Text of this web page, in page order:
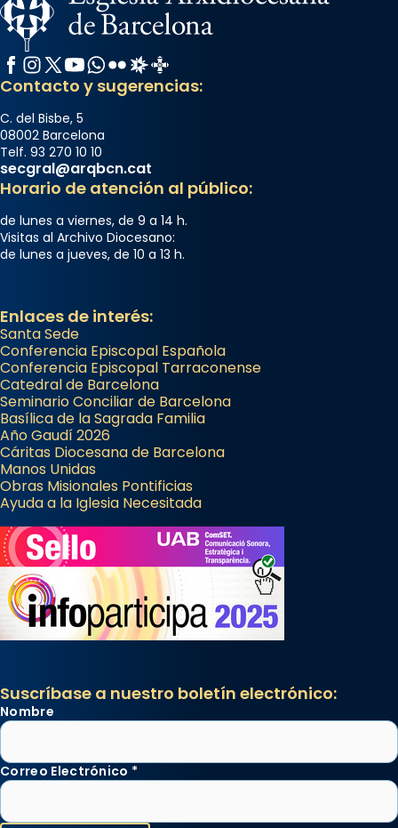
Facebook
Instagram
X / Twitter
YouTube
WhatsApp
FlickrRadio Estel
Catalunya Cristiana
Contacto y sugerencias:
C. del Bisbe, 5
08002 Barcelona
Telf. 93 270 10 10
secgral@arqbcn.cat
Horario de atención al público:
de lunes a viernes, de 9 a 14 h.
Visitas al Archivo Diocesano:
de lunes a jueves, de 10 a 13 h.
Enlaces de interés:
Santa Sede
Conferencia Episcopal Española
Conferencia Episcopal Tarraconense
Catedral de Barcelona
Seminario Conciliar de Barcelona
Basílica de la Sagrada Familia
Año Gaudí 2026
Cáritas Diocesana de Barcelona
Manos Unidas
Obras Misionales Pontificias
Ayuda a la Iglesia Necesitada
Suscríbase a nuestro boletín electrónico:
Nombre
Correo Electrónico *